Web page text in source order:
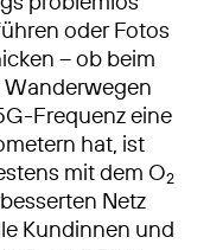
oder Fotos
– ob beim
Frequenz eine
hat, ist
mit dem O2
Netz
Kundinnen und